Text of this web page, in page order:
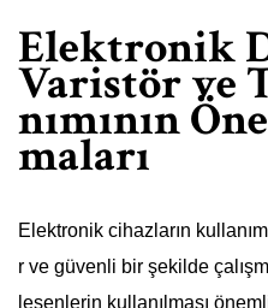
Elektronik
Varistör ve
nımının
maları
Elektronik cihazların
r ve güvenli bir şekilde
leşenlerin kullanılması